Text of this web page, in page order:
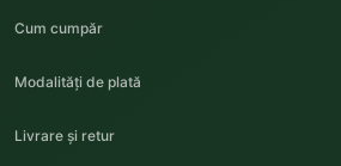
Cum cumpăr
Modalități de plată
Livrare și retur